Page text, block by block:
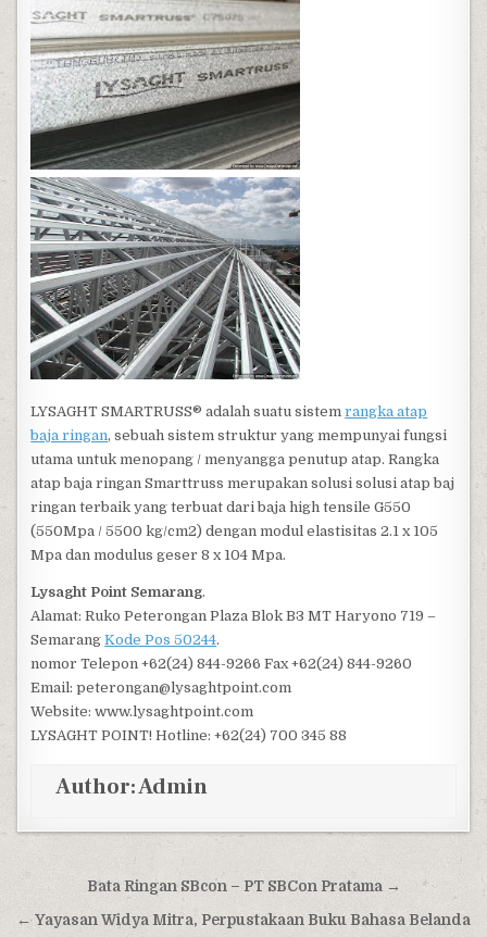
LYSAGHT SMARTRUSS® adalah suatu sistemrangka atap
baja ringan, sebuah sistem struktur yang mempunyai fungsi
utama untuk menopang / menyangga penutup atap. Rangka
atap baja ringan Smarttruss merupakan solusi solusi atap baj
ringan terbaik yang terbuat dari baja high tensile G550
(550Mpa / 5500 kg/cm2) dengan modul elastisitas 2.1 x 105
Mpa dan modulus geser 8 x 104 Mpa.
Lysaght Point Semarang.
Alamat: Ruko Peterongan Plaza Blok B3 MT Haryono 719 –
SemarangKode Pos 50244.
nomor Telepon +62(24) 844-9266 Fax +62(24) 844-9260
Email: peterongan@lysaghtpoint.com
Website: www.lysaghtpoint.com
LYSAGHT POINT! Hotline: +62(24) 700 345 88
Author:Admin
Post navigation
Bata Ringan SBcon – PT SBCon Pratama →
← Yayasan Widya Mitra, Perpustakaan Buku Bahasa Belanda